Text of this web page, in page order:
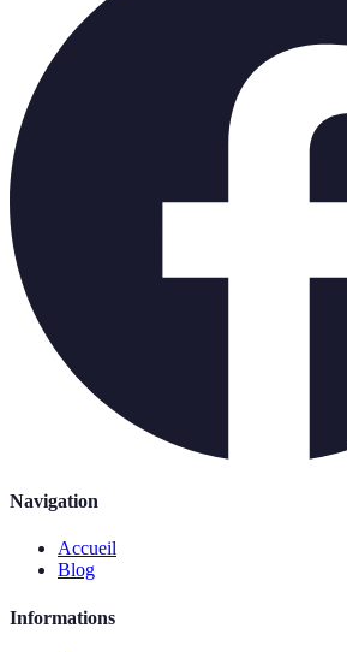
Navigation
Accueil
Blog
Informations